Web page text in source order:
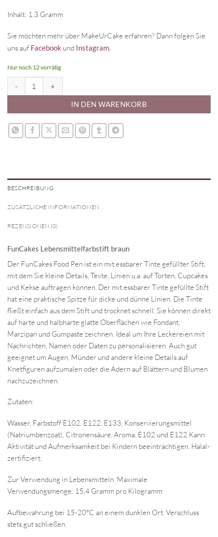
Inhalt: 1,3 Gramm
Sie möchten mehr über MakeUrCake erfahren? Dann folgen Sie
uns auf Facebook und Instagram.
Nur noch 12 vorrätig
IN DEN WARENKORB
BESCHREIBUNG
ZUSÄTZLICHE INFORMATIONEN
REZENSIONEN (0)
FunCakes Lebensmittelfarbstift braun
Der FunCakes Food Pen ist ein mit essbarer Tinte gefüllter Stift,
mit dem Sie kleine Details, Texte, Linien u.a. auf Torten, Cupcakes
und Kekse auftragen können. Der mit essbarer Tinte gefüllte Stift
hat eine praktische Spitze für dicke und dünne Linien. Die Tinte
fließt einfach aus dem Stift und trocknet schnell. Sie können direkt
auf harte und halbharte glatte Oberflächen wie Fondant,
Marzipan und Gumpaste zeichnen. Ideal um Ihre Leckereien mit
Nachrichten, Namen oder Daten zu personalisieren. Auch gut
geeignet um Augen, Münder und andere kleine Details auf
Knetfiguren aufzumalen oder die Adern auf Blättern und Blumen
nachzuzeichnen.
Zutaten:
Wasser, Farbstoff E102, E122, E133, Konservierungsmittel
(Natriumbenzoat), Citronensäure, Aroma. E102 und E122 Kann
Aktivität und Aufmerksamkeit bei Kindern beeinträchtigen. Halal-
zertifiziert.
Zur Verwendung in Lebensmitteln. Maximale
Verwendungsmenge: 15,4 Gramm pro Kilogramm
Aufbewahrung bei 15-20°C an einem dunklen Ort. Verschluss
stets gut schließen.